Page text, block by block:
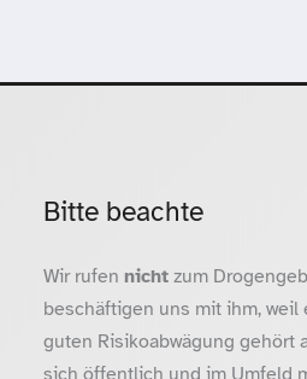
Bitte beachte
Wir rufen nichtzum
beschäftigen uns mit ihm,
guten Risikoabwägung gehört